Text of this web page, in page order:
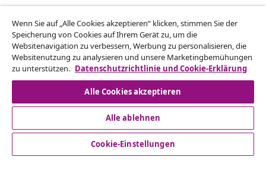
vidaXL
Mehr entdecken
© 2008-2026 vidaXL www.vidaxl.ch ist eine Website von TM
Wenn Sie auf „Alle Cookies akzeptieren“ klicken, stimmen Sie der
Speicherung von Cookies auf Ihrem Gerät zu, um die
Websitenavigation zu verbessern, Werbung zu personalisieren, die
Websitenutzung zu analysieren und unsere Marketingbemühungen
zu unterstützen. Datenschutzrichtlinie und Cookie-Erklärung
Alle Cookies akzeptieren
Alle ablehnen
Cookie-Einstellungen